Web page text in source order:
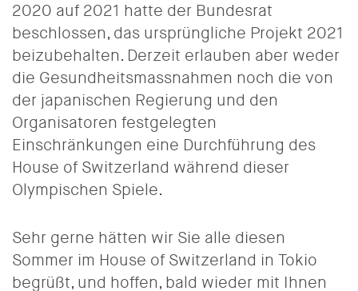
2020 auf 2021 hatte der Bundesrat
beschlossen, das ursprüngliche Projekt 2021
beizubehalten. Derzeit erlauben aber weder
die Gesundheitsmassnahmen noch die von
der japanischen Regierung und den
Organisatoren festgelegten
Einschränkungen eine Durchführung des
House of Switzerland während dieser
Olympischen Spiele.
Sehr gerne hätten wir Sie alle diesen
Sommer im House of Switzerland in Tokio
begrüßt, und hoffen, bald wieder mit Ihnen